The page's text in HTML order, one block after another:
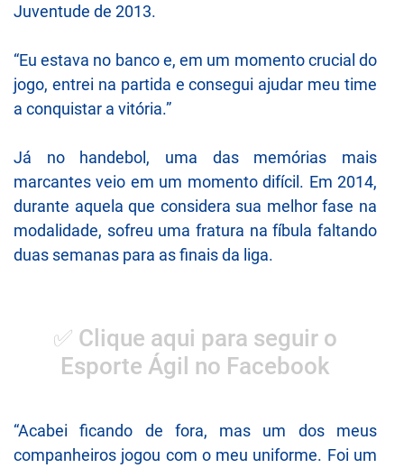
Juventude de 2013.
“Eu estava no banco e, em um momento crucial do
jogo, entrei na partida e consegui ajudar meu time
a conquistar a vitória.”
Já no handebol, uma das memórias mais
marcantes veio em um momento difícil. Em 2014,
durante aquela que considera sua melhor fase na
modalidade, sofreu uma fratura na fíbula faltando
duas semanas para as finais da liga.
✅ Clique aqui para seguir o
Esporte Ágil no Facebook
“Acabei ficando de fora, mas um dos meus
companheiros jogou com o meu uniforme. Foi um